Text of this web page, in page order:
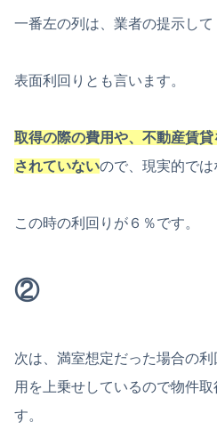
一番左の列は、業者の提示して
表面利回りとも言います。
取得の際の費用や、不動産賃
されていないので、現実的では
この時の利回りが６％です。
②
次は、満室想定だった場合の
用を上乗せしているので物件
す。